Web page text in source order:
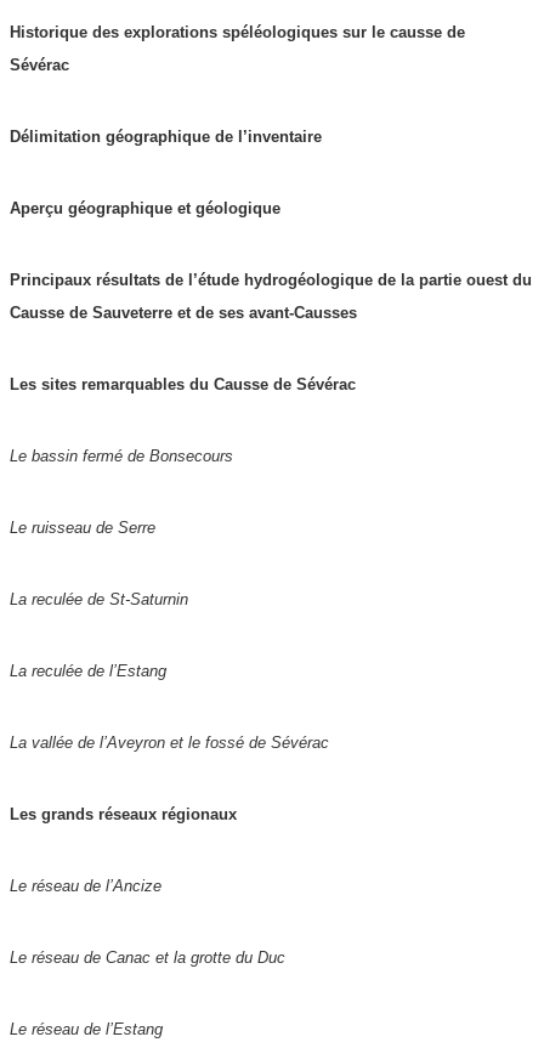
Historique des explorations spéléologiques sur le causse de
Sévérac
Délimitation géographique de l’inventaire
Aperçu géographique et géologique
Principaux résultats de l’étude hydrogéologique de la partie ouest du
Causse de Sauveterre et de ses avant-Causses
Les sites remarquables du Causse de Sévérac
Le bassin fermé de Bonsecours
Le ruisseau de Serre
La reculée de St-Saturnin
La reculée de l’Estang
La vallée de l’Aveyron et le fossé de Sévérac
Les grands réseaux régionaux
Leréseau de l’Ancize
Le réseau de Canac et la grotte du Duc
Le réseau de l’Estang